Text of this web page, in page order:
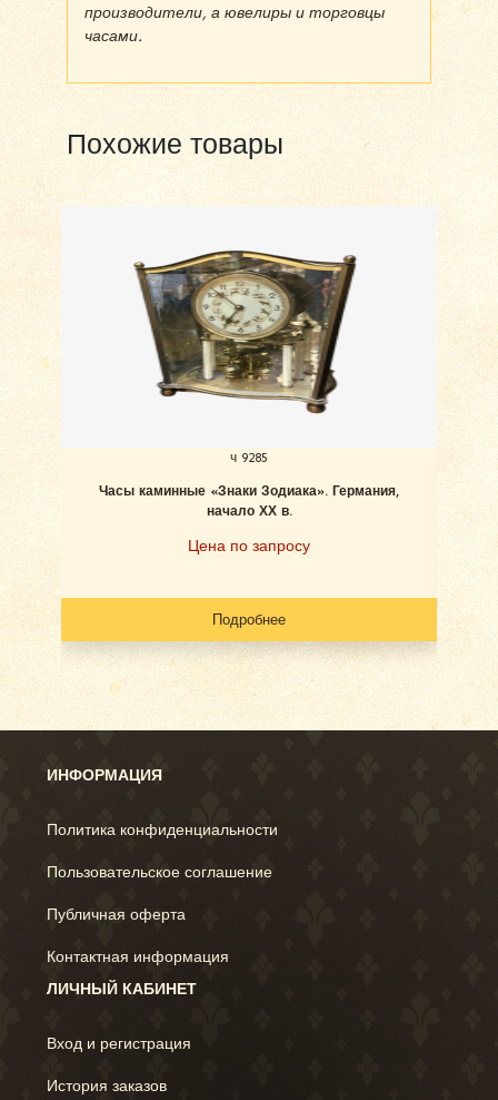
производители, а ювелиры и торговцы
часами.
Похожие товары
ч 9285
Часы каминные «Знаки Зодиака». Германия,
начало ХХ в.
Цена по запросу
Подробнее
ИНФОРМАЦИЯ
Политика конфиденциальности
Пользовательское соглашение
Публичная оферта
Контактная информация
ЛИЧНЫЙ КАБИНЕТ
Вход и регистрация
История заказов